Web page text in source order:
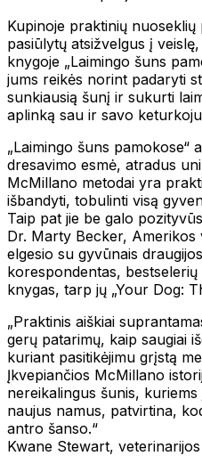
Kupinoje praktinių
pasiūlytų atsižvelgus į
knygoje „Laimingo šuns
jums reikės norint padaryti
sunkiausią šunį ir sukurti
aplinką sau ir savo
„Laimingo šuns pamokose“
dresavimo esmė, atradus
McMillano metodai yra
išbandyti, tobulinti visą
Taip pat jie be galo
Dr. Marty Becker,
elgesio su gyvūnais
korespondentas,
knygas, tarp jų „Your Dog:
„Praktinis aiškiai
gerų patarimų, kaip saugiai
kuriant pasitikėjimu grįstą
Įkvepiančios McMillano
nereikalingus šunis,
naujus namus, patvirtina,
antro šanso.“
Kwane Stewart,